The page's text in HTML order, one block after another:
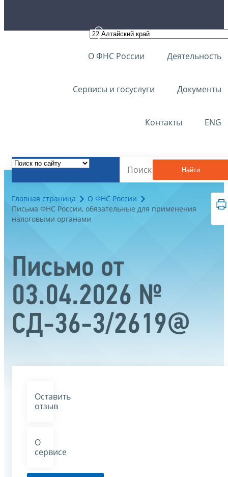
О ФНС России Деятельность
Сервисы и госуслуги Документы
Контакты ENG
Найти
Главная страница
О ФНС России
Письма ФНС России, обязательные для применения
налоговыми органами
Письмо от
03.04.2026 №
СД-36-3/2619@
Оставить
отзыв
О
сервисе